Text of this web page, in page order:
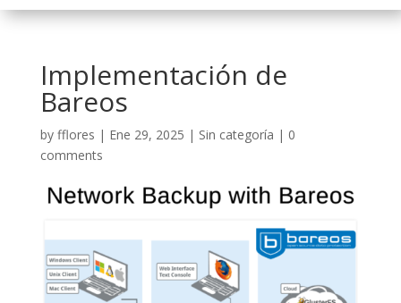
Implementación de
Bareos
by fflores | Ene 29, 2025 | Sin categoría | 0
comments